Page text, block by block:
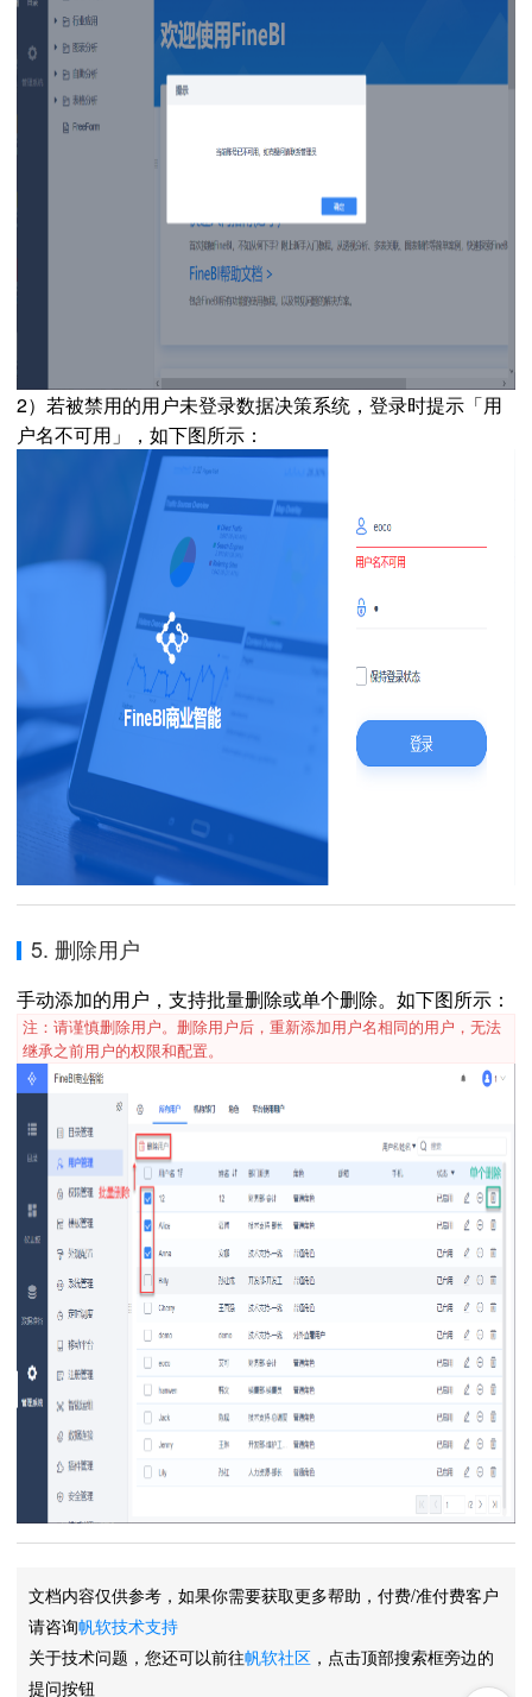
2）若被禁用的用户未登录数据决策系统，登录时提示「用
户名不可用」，如下图所示：
5. 删除用户
手动添加的用户，支持批量删除或单个删除。如下图所示：
注：请谨慎删除用户。删除用户后，重新添加用户名相同的用户，无法
继承之前用户的权限和配置。
文档内容仅供参考，如果你需要获取更多帮助，付费/准付费客户
请咨询帆软技术支持
关于技术问题，您还可以前往帆软社区 ，点击顶部搜索框旁边的
提问按钮